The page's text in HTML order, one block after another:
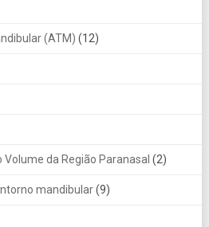
(ATM) (12)
da Região Paranasal (2)
mandibular(9)